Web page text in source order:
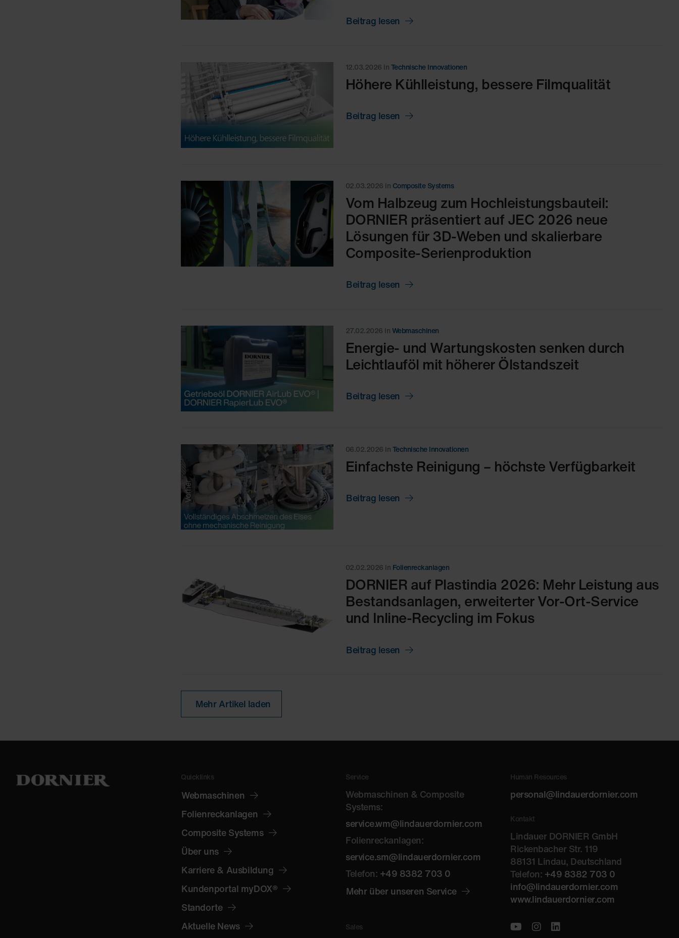
Beitrag lesen
12.03.2026 inTechnische Innovationen
Höhere Kühlleistung, bessere Filmqualität
Beitrag lesen
02.03.2026 in Composite Systems
Vom Halbzeug zum Hochleistungsbauteil:
DORNIER präsentiert auf JEC 2026 neue
Lösungen für 3D-Weben und skalierbare
Composite-Serienproduktion
Beitrag lesen
27.02.2026 inWebmaschinen
Energie- und Wartungskosten senken durch
Leichtlauföl mit höherer Ölstandszeit
Beitrag lesen
06.02.2026 inTechnische Innovationen
Einfachste Reinigung – höchste Verfügbarkeit
Beitrag lesen
02.02.2026 in Folienreckanlagen
DORNIER auf Plastindia 2026: Mehr Leistung aus
Bestandsanlagen, erweiterter Vor-Ort-Service
und Inline-Recycling im Fokus
Beitrag lesen
Mehr Artikel laden
Quicklinks
Webmaschinen
Folienreckanlagen
Composite Systems
Über uns
Karriere & Ausbildung
Kundenportal myDOX®
Standorte
Aktuelle News
Service
Webmaschinen & Composite
Systems:
service.wm@lindauerdornier.com
Folienreckanlagen:
service.sm@lindauerdornier.com
Telefon: +49 8382 703 0
Mehr über unseren Service
Sales
Human Resources
personal@lindauerdornier.com
Kontakt
Lindauer DORNIER GmbH
Rickenbacher Str. 119
88131 Lindau, Deutschland
Telefon: +49 8382 703 0
info@lindauerdornier.com
www.lindauerdornier.com